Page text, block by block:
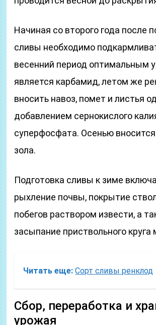
Начиная со второго года после
сливы необходимо
весенний период оптимальным
является карбамид, летом же
вносить навоз, помет и листья
добавлением сернокислого
суперфосфата. Осенью
зола.
Подготовка сливы к зиме
рыхление почвы, покрытие
побегов раствором извести, а
засыпание приствольного круга
Читать еще: Сорт сливы ренклод
Сбор, переработка и
урожая